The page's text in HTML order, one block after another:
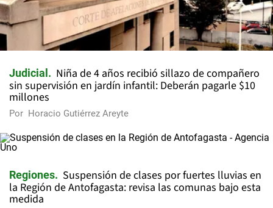
Judicial
Niña de 4 años recibió sillazo de compañero
sin supervisión en jardín infantil: Deberán pagarle $10
millones
Por Horacio Gutiérrez Areyte
Regiones
Suspensión de clases por fuertes lluvias en
la Región de Antofagasta: revisa las comunas bajo esta
medida